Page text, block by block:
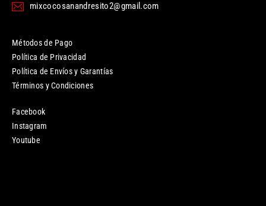
mixcocosanandresito2@gmail.com
Métodos de Pago
Política de Privacidad
Política de Envíos y Garantías
Términos y Condiciones
Facebook
Instagram
Youtube